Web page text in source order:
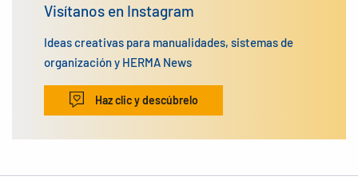
Visítanos en Instagram
Ideas creativas para manualidades, sistemas de
organización y HERMA News
Haz clic y descúbrelo